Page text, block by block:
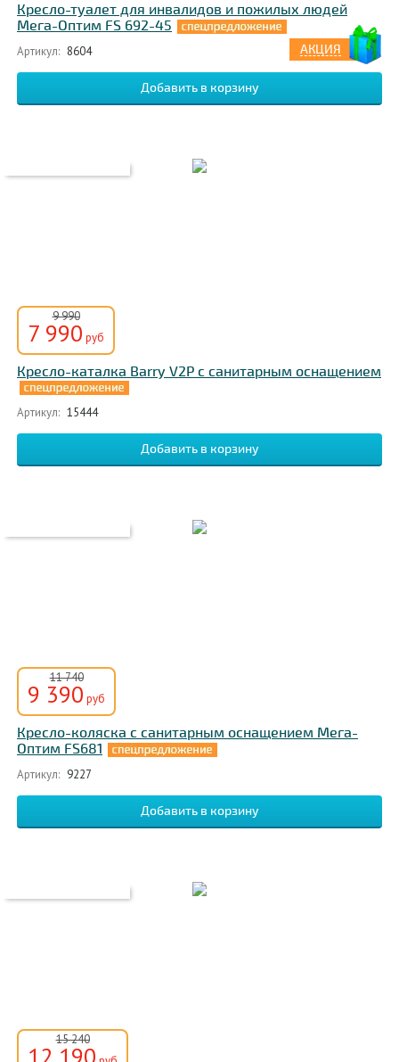
Кресло-туалет для инвалидов и пожилых людей
Мега-Оптим FS 692-45
Артикул: 8604 АКЦИЯ
9 990
7 990 руб
Кресло-каталка Barry V2P с санитарным оснащением
Артикул: 15444
11 740
9 390 руб
Кресло-коляска с санитарным оснащением Мега-
Оптим FS681
Артикул: 9227
15 240